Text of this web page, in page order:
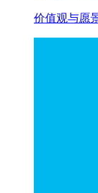
价值观与愿